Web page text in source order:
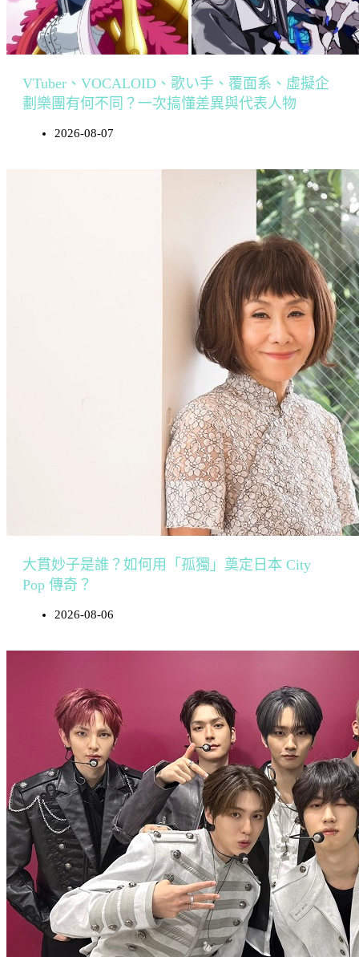
VTuber、VOCALOID、歌い手、覆面系、虛擬企
劃樂團有何不同？一次搞懂差異與代表人物
2026-08-07
大貫妙子是誰？如何用「孤獨」奠定日本 City
Pop 傳奇？
2026-08-06